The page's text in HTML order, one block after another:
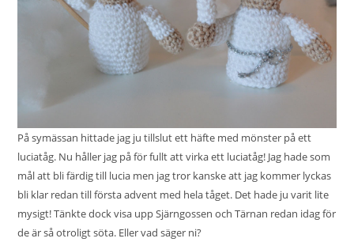
Påsymässan hittade jag ju tillslut ett häfte med mönster på ett
luciatåg. Nu håller jag på för fullt att virka ett luciatåg! Jag hade som
mål att bli färdig till lucia men jag tror kanske att jag kommer lyckas
bli klar redan till första advent med hela tåget. Det hade ju varit lite
mysigt! Tänkte dock visa upp Sjärngossen och Tärnan redan idag för
de är så otroligt söta. Eller vad säger ni?